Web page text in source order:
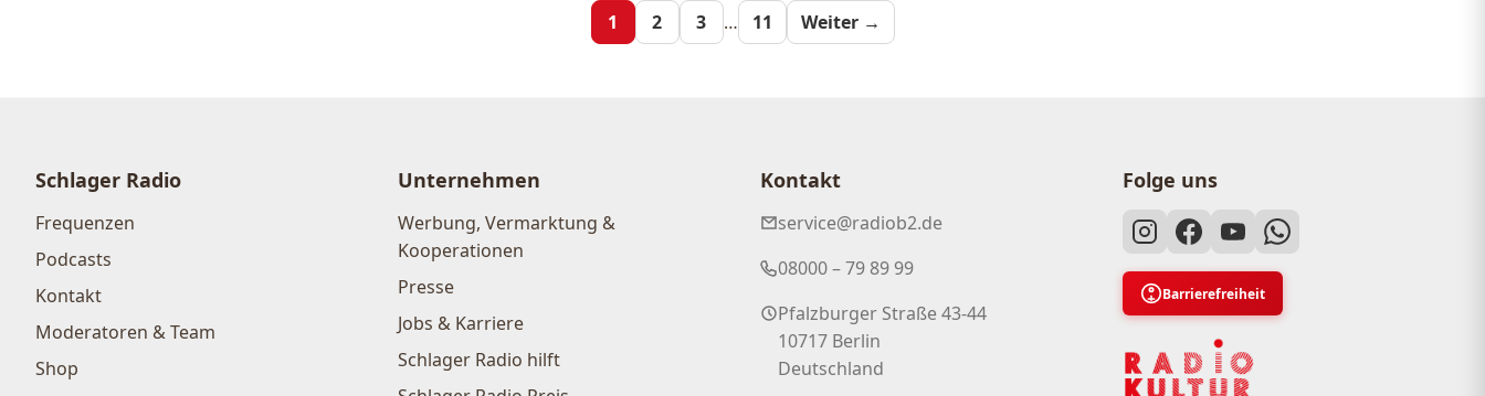
Seitennummerierung
1 2 3 … 11 Weiter →
Schlager Radio
Frequenzen
Podcasts
Kontakt
Moderatoren & Team
Shop
Unternehmen
Werbung, Vermarktung &
Kooperationen
Presse
Jobs & Karriere
Schlager Radio hilft
Kontakt
service@radiob2.de
08000 – 79 89 99
Pfalzburger Straße 43-44
10717 Berlin
Deutschland
Folge uns
Barrierefreiheit